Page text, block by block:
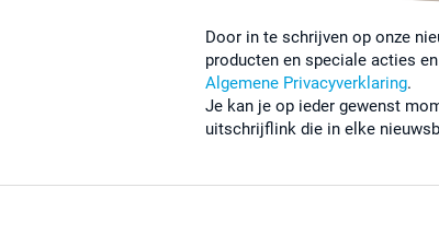
Door in te schrijven op onze
producten en speciale acties
Algemene Privacyverklaring.
Je kan je op ieder gewenst
uitschrijflink die in elke